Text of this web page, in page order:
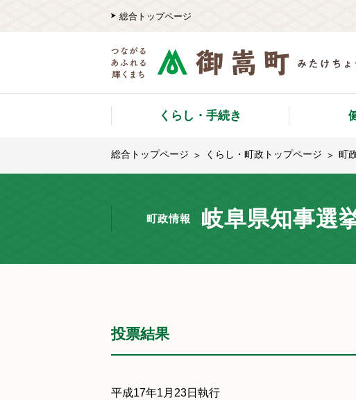
総合トップページ
くらし・手続き
総合トップページ くらし・町政トップページ 町
町政情報 岐阜県知事選
投票結果
平成17年1月23日執行